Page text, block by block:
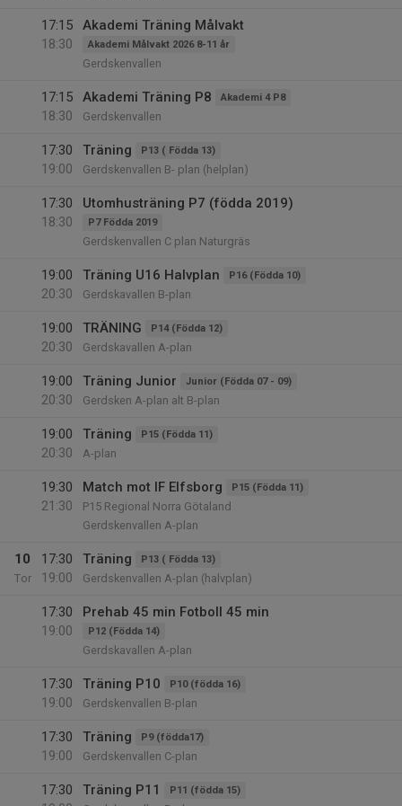
17:15
18:30
Akademi Träning Målvakt
Akademi Målvakt 2026 8-11 år
Gerdskenvallen
17:15
18:30
Akademi Träning P8 Akademi 4 P8
Gerdskenvallen
17:30
19:00
Träning P13 ( Födda 13)
Gerdskenvallen B- plan (helplan)
17:30
18:30
Utomhusträning P7 (födda 2019)
P7 Födda 2019
Gerdskenvallen C plan Naturgräs
19:00
20:30
Träning U16 Halvplan P16 (Födda 10)
Gerdskavallen B-plan
19:00
20:30
TRÄNING P14 (Födda 12)
Gerdskavallen A-plan
19:00
20:30
Träning Junior Junior (Födda 07 - 09)
Gerdsken A-plan alt B-plan
19:00
20:30
Träning P15 (Födda 11)
A-plan
19:30
21:30
Match mot IF Elfsborg P15 (Födda 11)
P15 Regional Norra Götaland
Gerdskenvallen A-plan
10
Tor
17:30
19:00
Träning P13 ( Födda 13)
Gerdskenvallen A-plan (halvplan)
17:30
19:00
Prehab 45 min Fotboll 45 min
P12 (Födda 14)
Gerdskavallen A-plan
17:30
19:00
Träning P10 P10 (födda 16)
Gerdskenvallen B-plan
17:30
19:00
Träning P9 (födda17)
Gerdskenvallen C-plan
17:30
Träning P11 P11 (födda 15)